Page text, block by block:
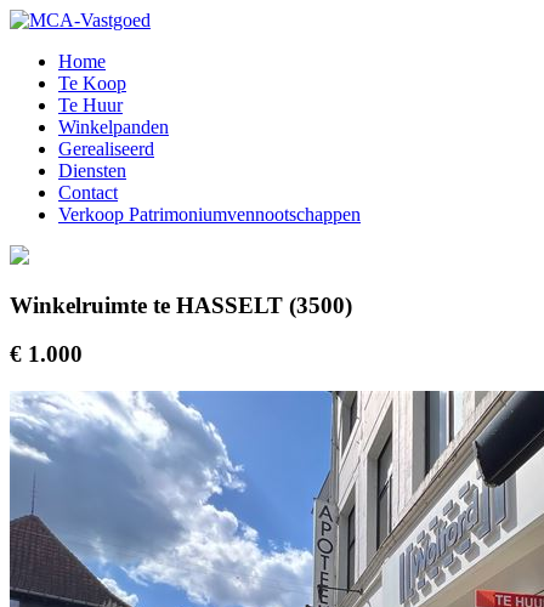
Home
Te Koop
Te Huur
Winkelpanden
Gerealiseerd
Diensten
Contact
Verkoop Patrimoniumvennootschappen
Winkelruimte te HASSELT (3500)
€ 1.000